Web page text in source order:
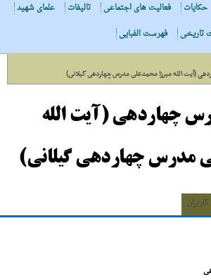
حکایات فعالیت های اجتماعی تالیفات
علمای شهید
تاریخی فهرست الفبایی
(آیت الله میرزا محمدعلى مدرس چهاردهى گیلانى)
چهاردهی (آیت الله
مدرس چهاردهى گیلانى)